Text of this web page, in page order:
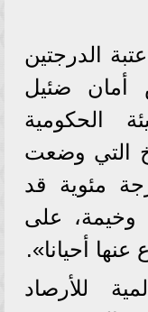
الدرجتين
أمان ضئيل
الحكومية
التي وضعت
أن تجاوز 1،5 درجة مئوية قد
وخيمة، على
أحيانا».
للأرصاد